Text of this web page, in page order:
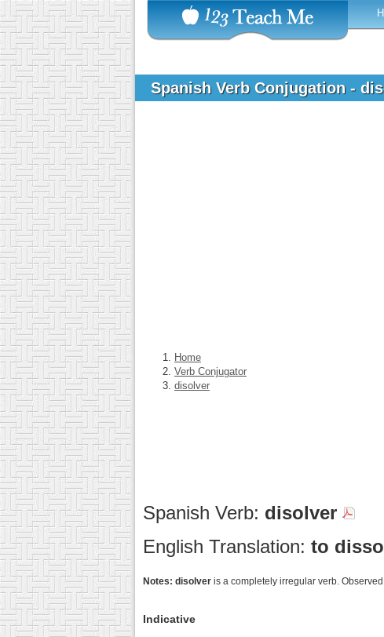
Spanish Verb Conjugation -
Home
Verb Conjugator
disolver
Spanish Verb: disolver
English Translation: to
Notes: disolver is a completely irregular verb.
Indicative